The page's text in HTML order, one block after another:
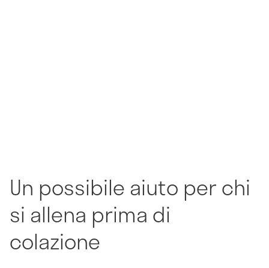
Un possibile aiuto per chi
si allena prima di
colazione